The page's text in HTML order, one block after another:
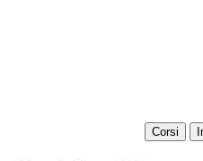
Corsi